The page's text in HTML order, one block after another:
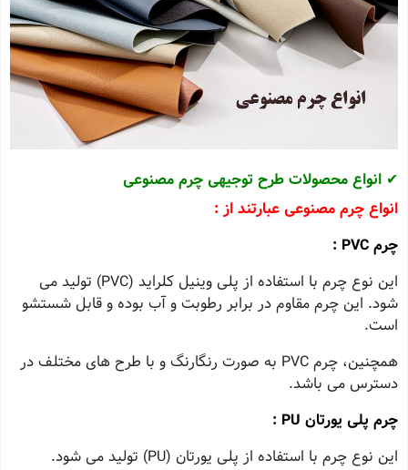
✔ انواع محصولات طرح توجیهی چرم مصنوعی
انواع چرم مصنوعی عبارتند از :
چرم PVC :
این نوع چرم با استفاده از پلی وینیل کلراید (PVC) تولید می‌
شود. این چرم مقاوم در برابر رطوبت و آب بوده و قابل شستشو
است.
همچنین، چرم PVC به صورت رنگارنگ و با طرح‌ های مختلف در
دسترس می باشد.
چرم پلی یورتان PU :
این نوع چرم با استفاده از پلی یورتان (PU) تولید می‌ شود.